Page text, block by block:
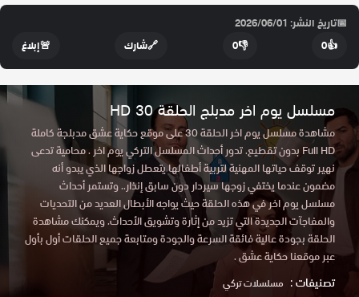
📅تاريخ النشر: 2026/06/01
👍
0
👎
0
🔗شارك 🚨إبلاغ
مسلسل يوم اخر مدبلج الحلقة 30 HD
مشاهدة مسلسل يوم اخر الحلقة 30 على موقع حكاية عشق مدبلجة كاملة
Full HD بدون تقطيع. تدور أحداث المسلسل التركي يوم اخر . محامية تدعى
نهير توقف حياتها المهنية لتربية أطفالها يتعطل زواجها الذي يبدو أنه
مضمون عندما يختفي زوجها سيردار دون سابق إنذار.. وتستمر أحداث
مسلسل يوم اخر في هذه الحلقة حيث يواجه الأبطال العديد من التحديات
والمفاجآت الجديدة التي تزيد من إثارة وتشويق الأحداث. ويمكنك مشاهدة
الحلقة بجودة عالية فائقة السرعة والجودة ومتابعة جميع الحلقات أول بأول
عبر موقعنا حكاية عشق .
تصنيفات : مسلسلات تركي